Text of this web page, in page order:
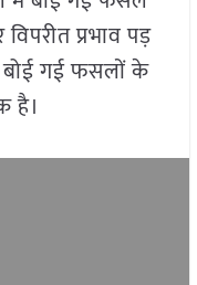
प्रभाव पड़
बोई गई फसलों के
है।